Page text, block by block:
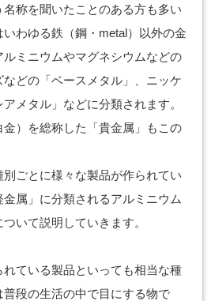
称を聞いたことのある方も多い
わゆる鉄（鋼・metal）以外の金
ルミニウムやマグネシウムなどの
などの「ベースメタル」、ニッケ
メタル」などに分類されます。
）を総称した「貴金属」もこの
ごとに様々な製品が作られてい
属」に分類されるアルミニウム
いて説明していきます。
ている製品といっても相当な種
段の生活の中で目にする物で